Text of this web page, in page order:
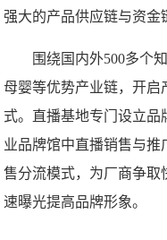
强大的产品供应链与资金
围绕国内外500多个知
母婴等优势产业链，开启
式。直播基地专门设立
业品牌馆中直播销售与推
售分流模式，为厂商争
速曝光提高品牌形象。